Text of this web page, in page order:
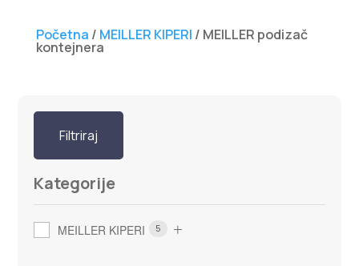
Početna / MEILLER KIPERI / MEILLER podizač
kontejnera
Filtriraj
Kategorije
MEILLER KIPERI 5